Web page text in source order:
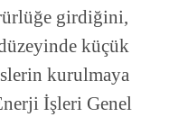
girdiğini,
küçük
kurulmaya
İşleri Genel